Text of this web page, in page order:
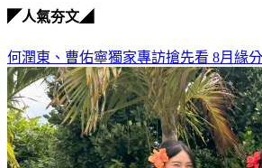
◤人氣夯文◢
何潤東、曹佑寧獨家專訪搶先看 8月緣